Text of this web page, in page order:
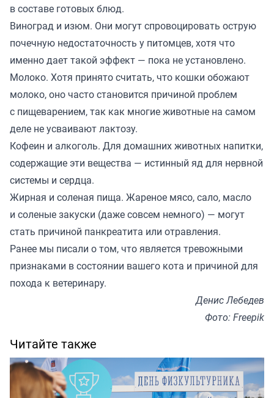
в составе готовых блюд.
Виноград и изюм. Они могут спровоцировать острую
почечную недостаточность у питомцев, хотя что
именно дает такой эффект — пока не установлено.
Молоко. Хотя принято считать, что кошки обожают
молоко, оно часто становится причиной проблем
с пищеварением, так как многие животные на самом
деле не усваивают лактозу.
Кофеин и алкоголь. Для домашних животных напитки,
содержащие эти вещества — истинный яд для нервной
системы и сердца.
Жирная и соленая пища. Жареное мясо, сало, масло
и соленые закуски (даже совсем немного) — могут
стать причиной панкреатита или отравления.
Ранее мы писали о том, что является тревожными
признаками в состоянии вашего кота и причиной для
похода к ветеринару.
Денис Лебедев
Фото: Freepik
Читайте также